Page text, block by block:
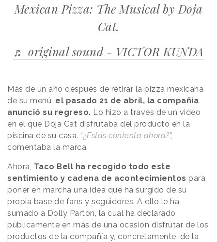
Mexican Pizza: The Musical by Doja
Cat.
♬ original sound - VICTOR KUNDA
Más de un año después de retirar la pizza mexicana
de su menú, el pasado 21 de abril, la compañía
anunció su regreso. Lo hizo a través de un video
en el que Doja Cat disfrutaba del producto en la
piscina de su casa. “¿Estás contenta ahora?”,
comentaba la marca.
Ahora, Taco Bell ha recogido todo este
sentimiento y cadena de acontecimientos para
poner en marcha una idea que ha surgido de su
propia base de fans y seguidores. A ello le ha
sumado a Dolly Parton, la cual ha declarado
públicamente en más de una ocasión disfrutar de los
productos de la compañía y, concretamente, de la